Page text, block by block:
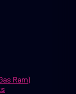
Ram)